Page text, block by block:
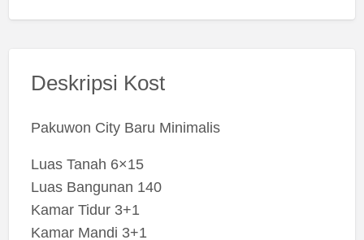
Deskripsi Kost
Pakuwon City Baru Minimalis
Luas Tanah 6×15
Luas Bangunan 140
Kamar Tidur 3+1
Kamar Mandi 3+1